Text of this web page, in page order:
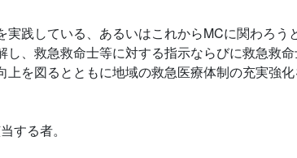
践している、あるいはこれからMCに関わろう
、救急救命士等に対する指示ならびに救急救
を図るとともに地域の救急医療体制の充実強化
する者。